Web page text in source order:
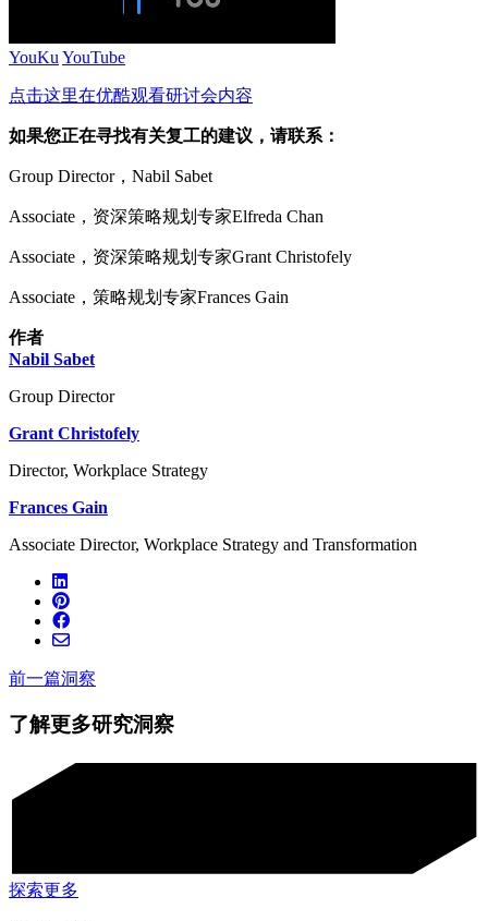
YouKu YouTube
点击这里在优酷观看研讨会内容
如果您正在寻找有关复工的建议，请联系：
Group Director，Nabil Sabet
Associate，资深策略规划专家Elfreda Chan
Associate，资深策略规划专家Grant Christofely
Associate，策略规划专家Frances Gain
作者
Nabil Sabet
Group Director
Grant Christofely
Director, Workplace Strategy
Frances Gain
Associate Director, Workplace Strategy and Transformation
前一篇洞察
了解更多研究洞察
探索更多